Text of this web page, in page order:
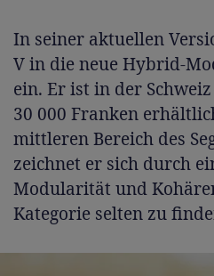
In seiner aktuellen
V in die neue Hybrid-
ein. Er ist in der
30 000 Franken
mittleren Bereich des
zeichnet er sich durch
Modularität und
Kategorie selten zu